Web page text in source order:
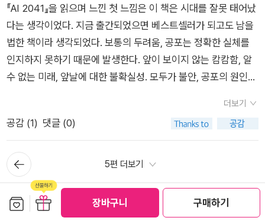
장바구니 구매하기
비효율적인 일인 것은 맞지만 현재 상황에서 1:1 교육지원은 사실
상 불가능할 수 있다. AI가 메이트가 되어서 개인의 재능과 관심
사에 기반한 교육을 지원한다면 어느 정도는 효율적인 교육이 될
수도 있을 것이다. 문제는 이 방법이 사람과의 사회화 교육에 어
떤 영향을 미칠지와 특정 장애를 가지고 있는 사람도 편한게 사용
이 가능한지에 대한 부분이다. 장애유무, 장애유형과 무관하게 사
용이 가능하다면 좋겠지만 그것이 과연 어디까지 가능할까는 고
지만 여전히 보완하고 고민해야하는 지점을 던져주고 있다.
모른다. 인공지능을 결합시킨 교육, 의료, 전쟁, 경제, 산업이 우
리 사회에 어떤 변화를 가져오게 될 것인가는 논란의 여지가 많
다. 그래서 이 책을 읽은 후로 서로 토론하기에 좋은 이유가 부딪
히는 부분이 많기 때문이다. 인공지능 로봇 학습에 의존하며 성장
하는 쌍둥이 참새의 엇갈린 환경을 보며 과연 무엇을 위한 일인지
술은 생활의 편리함을 가져다주지만 인간의 본성을 가로막는다
는 인상이 강했다.잘 생각해 보면 정말 무서운 일이다. 서로를 속
고 속이는 일도 인공지능 기술을 활용하면 굉장히 정교해질 것이
고, 사이버 휴먼 시대가 되면 메타버스보다 더 현실화된 가상현실
세계가 펼쳐질 것이다. 아날로그에서 완전 디지털화된 사회에서
인간은 과연 행복할까? 현실과의 괴리감과 윤리적 문제 등은 항
상 따라갈 듯싶다. 부디 인공지능이 어떤 분야든 좋은 일에 쓰이
의하고 있는지그리고 이 책이 알려주는 미래의 모습에 대해서는
어떻게 생각하는 지를 말이다.그리고 솔직히 아직도 책의 내용을
온전히 설명하라고 한다면말하기가 어려울 것 같다는 느낌이 든
다.그만큼 흥미롭고 대담한 예언을 담고 있다.미래가 궁금한 자.
우리가 곧 마주할 다가올 순간이 궁금한 자.과감이 이 책에 도전
​『AI 2041』을 읽으며 느낀 첫 느낌은 이 책은 시대를 잘못 태어났
다는 생각이었다. 지금 출간되었으면 베스트셀러가 되고도 남을
법한 책이라 생각되었다. 보통의 두려움, 공포는 정확한 실체를
인지하지 못하기 때문에 발생한다. 앞이 보이지 않는 캄캄함, 알
수 없는 미래, 앞날에 대한 불확실성. 모두가 불안, 공포의 원인이
낙관으로 그리지 않는다. 대신, 이 책은 기술이라는 뼈대에 소설
이라는 살을 붙여, 우리가 마주할 구체적인 '삶'의 풍경을 보여준
다. 책장을 덮으며 가장 먼저 든 생각은 'AI는 결국 인간을 비추는
거울'이라는 점과 AI와 함께 생활해 나가는 우리의 모습을 구체적
으로 그려줘서 옴니버스 단편 SF영화를 한편 본 느낌이었다.​특
히 인상 깊었던 에피소드는 서울을 배경으로 한 '쌍둥이 참새'이
야기 였다. AI 튜터가 아이들의 성향에 맞춰 완벽한 교육을 제공
더보기
공감 (1) 댓글 (0)
5편 더보기
마이페이퍼 (0편)
뒤로가
기